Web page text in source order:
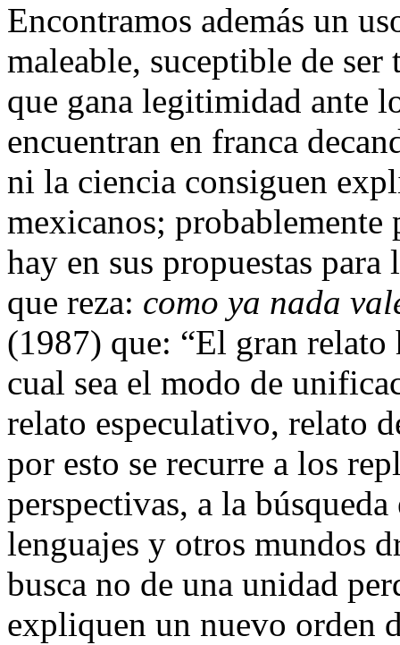
Encontramos además un
maleable, suceptible de
que gana legitimidad ante
encuentran en franca
ni la ciencia consiguen
mexicanos; probablemente
hay en sus propuestas
que reza: como ya nada
(1987) que: “El gran
cual sea el modo de
relato especulativo, relato
por esto se recurre a los
perspectivas, a la
lenguajes y otros mundos
busca no de una unidad
expliquen un nuevo orden